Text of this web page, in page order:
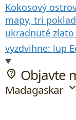
Kokosový
mapy, tri
ukradnuté
vyzdvihne: lup
not_listed_location Objavte
Madagaskar expand_more